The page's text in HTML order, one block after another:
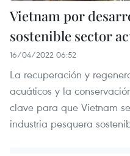
Vietnam por
sostenible sector
16/04/2022 06:52
La recuperación y
acuáticos y la
clave para que Vietnam
industria pesquera